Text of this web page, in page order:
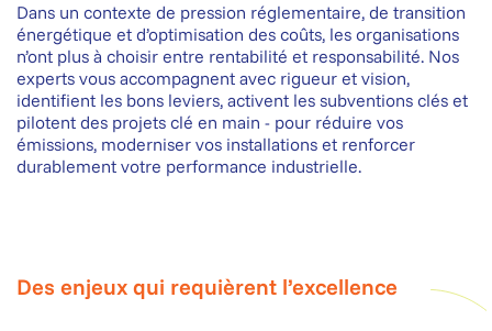
Dans un contexte de pression réglementaire, de transition
énergétique et d’optimisation des coûts, les organisations
n’ont plus à choisir entre rentabilité et responsabilité. Nos
experts vous accompagnent avec rigueur et vision,
identifient les bons leviers, activent les subventions clés et
pilotent des projets clé en main - pour réduire vos
émissions, moderniser vos installations et renforcer
durablement votre performance industrielle.
Des enjeux qui requièrent l’excellence